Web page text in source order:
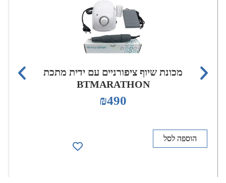
מכונת שיוף ציפורניים עם ידית מתכת
BTMARATHON
₪490
הוספה לסל